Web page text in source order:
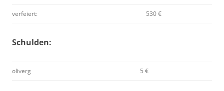
verfeiert: 530 €
Schulden:
oliverg 5 €